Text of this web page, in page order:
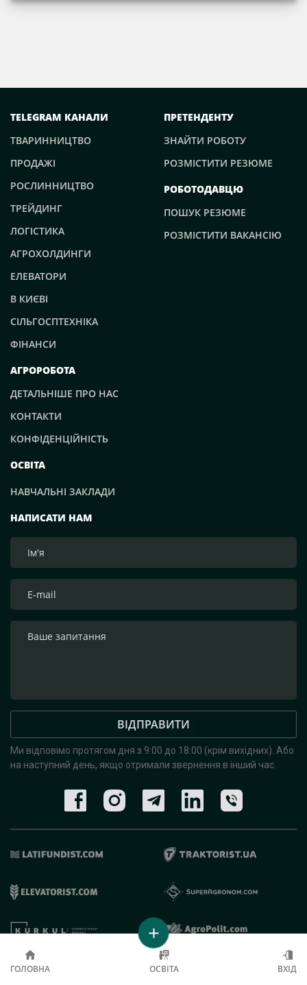
НАПИСАТИ НАМ
ВІДПРАВИТИ
Ми відповімо протягом дня з 9:00 до 18:00 (крім вихідних). Або
на наступний день, якщо отримали звернення в інший час.
TELEGRAM КАНАЛИ
ТВАРИННИЦТВО
ПРОДАЖІ
РОСЛИННИЦТВО
ТРЕЙДИНГ
ЛОГІСТИКА
АГРОХОЛДИНГИ
ЕЛЕВАТОРИ
В КИЄВІ
СІЛЬГОСПТЕХНІКА
ФІНАНСИ
ПРЕТЕНДЕНТУ
ЗНАЙТИ РОБОТУ
РОЗМІСТИТИ РЕЗЮМЕ
РОБОТОДАВЦЮ
ПОШУК РЕЗЮМЕ
РОЗМІСТИТИ ВАКАНСІЮ
АГРОРОБОТА
ДЕТАЛЬНІШЕ ПРО НАС
КОНТАКТИ
КОНФІДЕНЦІЙНІСТЬ
ОСВІТА
НАВЧАЛЬНІ ЗАКЛАДИ
© 2019 - 2026 AgroRobota. Всі права захищені.
ГОЛОВНА ОСВІТА ВХІД